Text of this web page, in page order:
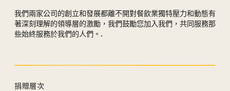
我們兩家公司的創立和發展都離不開對餐飲業獨特壓力和動態有
著深刻理解的領導層的激勵，我們鼓勵您加入我們，共同服務那
些始終服務於我們的人們。.
捐贈層次